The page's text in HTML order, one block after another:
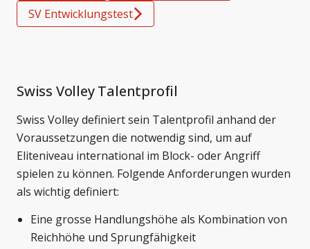
SV Entwicklungstest
Swiss Volley Talentprofil
Swiss Volley definiert sein Talentprofil anhand der
Voraussetzungen die notwendig sind, um auf
Eliteniveau international im Block- oder Angriff
spielen zu können. Folgende Anforderungen wurden
als wichtig definiert:
Eine grosse Handlungshöhe als Kombination von
Reichhöhe und Sprungfähigkeit